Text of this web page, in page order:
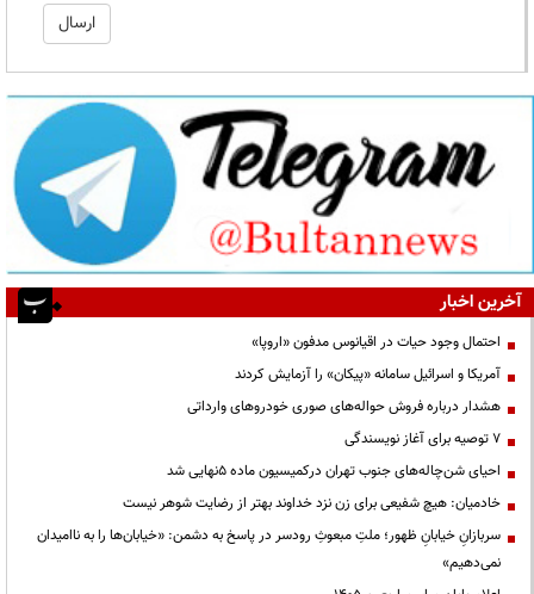
آخرین اخبار
احتمال وجود حیات در اقیانوس مدفون «اروپا»
آمریکا و اسرائیل سامانه «پیکان» را آزمایش کردند
هشدار درباره فروش حواله‌های صوری خودروهای وارداتی
۷ توصیه برای آغاز نویسندگی
احیای شن‌چاله‌های جنوب تهران درکمیسیون ماده ۵نهایی شد
خادمیان: هیچ شفیعی برای زن نزد خداوند بهتر از رضایت شوهر نیست
سربازانِ خیابانِ ظهور؛ ملتِ مبعوثِ رودسر در پاسخ به دشمن: «خیابان‌ها را به ناامیدان
نمی‌دهیم»